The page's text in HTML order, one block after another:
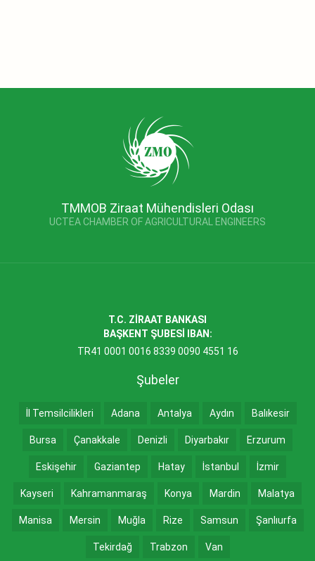
TMMOB Ziraat Mühendisleri Odası
UCTEA CHAMBER OF AGRICULTURAL ENGINEERS
T.C. ZİRAAT BANKASI
BAŞKENT ŞUBESİ IBAN:
TR41 0001 0016 8339 0090 4551 16
Şubeler
İl Temsilcilikleri Adana Antalya Aydın Balıkesir
Bursa Çanakkale Denizli Diyarbakır Erzurum
Eskişehir Gaziantep Hatay İstanbul İzmir
Kayseri Kahramanmaraş Konya Mardin Malatya
Manisa Mersin Muğla Rize Samsun Şanlıurfa
Tekirdağ Trabzon Van